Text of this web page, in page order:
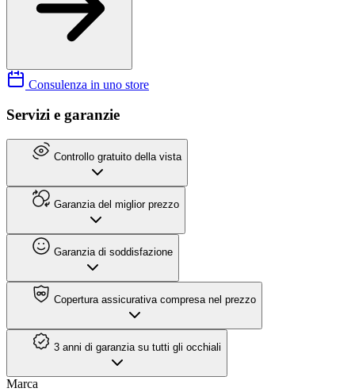
Consulenza in uno store
Servizi e garanzie
Controllo gratuito della vista
Garanzia del miglior prezzo
Garanzia di soddisfazione
Copertura assicurativa compresa nel prezzo
3 anni di garanzia su tutti gli occhiali
Marca